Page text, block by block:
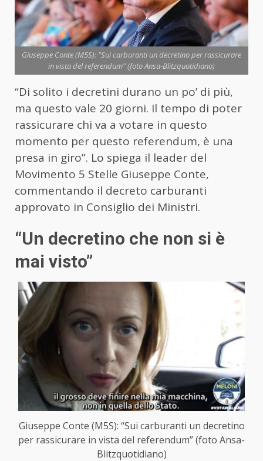
Giuseppe Conte (M5S): "Sui carburanti un decretino per rassicurare
in vista del referendum" (foto Ansa-Blitzquotidiano)
“Di solito i decretini durano un po’ di più,
ma questo vale 20 giorni. Il tempo di poter
rassicurare chi va a votare in questo
momento per questo referendum, è una
presa in giro”. Lo spiega il leader del
Movimento 5 Stelle Giuseppe Conte,
commentando il decreto carburanti
approvato in Consiglio dei Ministri.
“Un decretino che non si è
mai visto”
Giuseppe Conte (M5S): “Sui carburanti un decretino
per rassicurare in vista del referendum” (foto Ansa-
Blitzquotidiano)